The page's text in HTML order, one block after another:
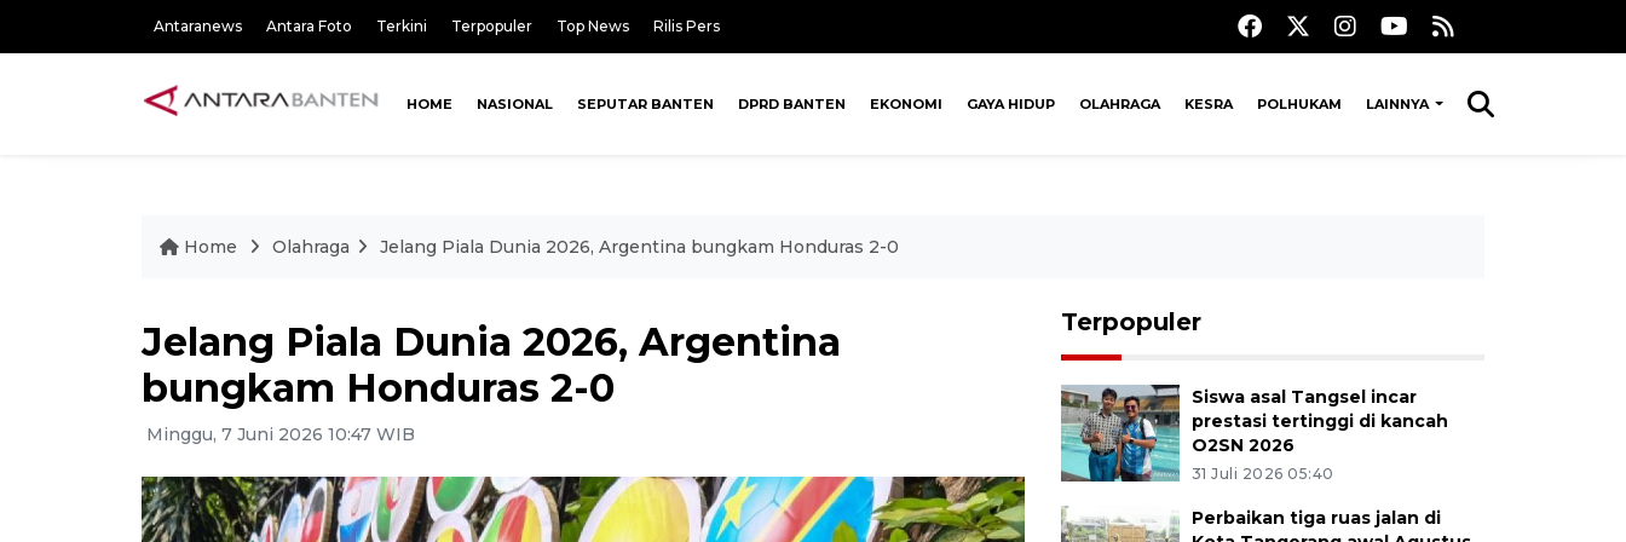
Antaranews Antara Foto Terkini Terpopuler Top News Rilis Pers
HOME NASIONAL SEPUTAR BANTEN DPRD BANTEN EKONOMI GAYA HIDUP OLAHRAGA KESRA POLHUKAM LAINNYA
Home Olahraga Jelang Piala Dunia 2026, Argentina bungkam Honduras 2-0
Jelang Piala Dunia 2026, Argentina
bungkam Honduras 2-0
Minggu, 7 Juni 2026 10:47 WIB
Terpopuler
Siswa asal Tangsel incar
prestasi tertinggi di kancah
O2SN 2026
31 Juli 2026 05:40
Perbaikan tiga ruas jalan di